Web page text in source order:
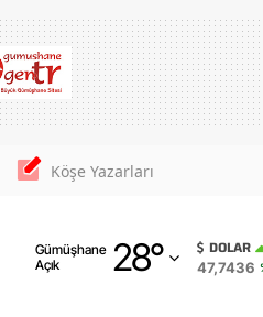
Köşe Yazarları
Gümüşhane
Açık
28°
Adana
Adıyaman
Amasya DOLAR
47,7436